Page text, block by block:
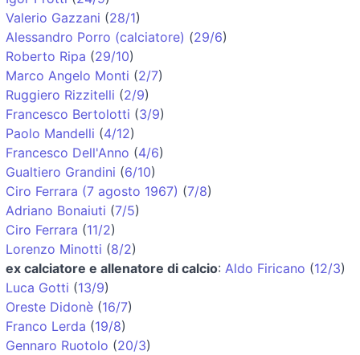
Valerio Gazzani (28/1)
Alessandro Porro (calciatore) (29/6)
Roberto Ripa (29/10)
Marco Angelo Monti (2/7)
Ruggiero Rizzitelli (2/9)
Francesco Bertolotti (3/9)
Paolo Mandelli (4/12)
Francesco Dell'Anno (4/6)
Gualtiero Grandini (6/10)
Ciro Ferrara (7 agosto 1967) (7/8)
Adriano Bonaiuti (7/5)
Ciro Ferrara (11/2)
Lorenzo Minotti (8/2)
ex calciatore e allenatore di calcio: Aldo Firicano (12/3)
Luca Gotti (13/9)
Oreste Didonè (16/7)
Franco Lerda (19/8)
Gennaro Ruotolo (20/3)